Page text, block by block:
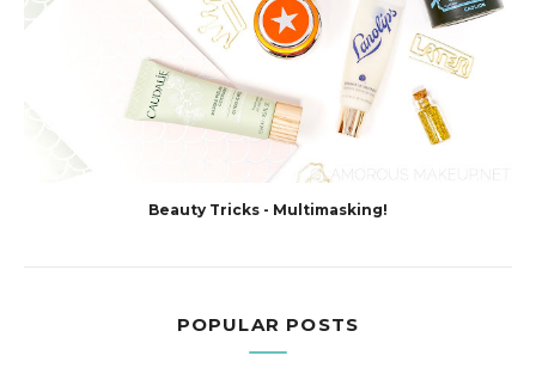
Beauty Tricks - Multimasking!
POPULAR POSTS